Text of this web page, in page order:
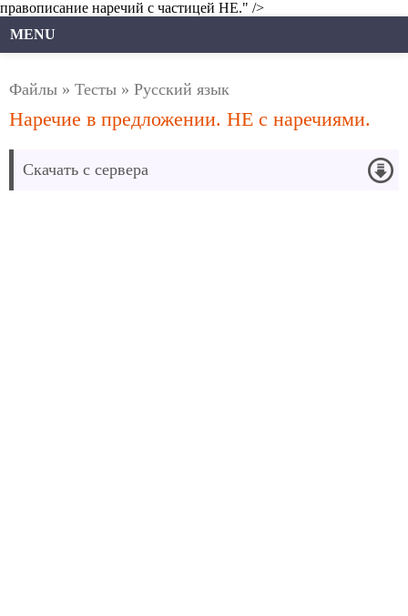
правописание наречий с частицей НЕ." />
MENU
Файлы » Тесты » Русский язык
Наречие в предложении. НЕ с наречиями.
Скачать с сервера